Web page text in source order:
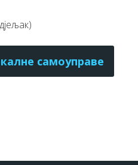
самоуправе